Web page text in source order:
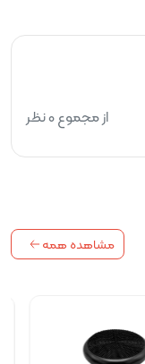
مشاهده همه
از مجموع 0 نظر